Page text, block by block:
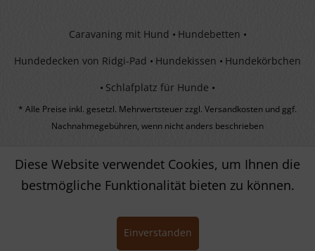
Caravaning mit Hund
Hundebetten
Hundedecken von Ridgi-Pad
Hundekissen
Hundekörbchen
Schlafplatz für Hunde
* Alle Preise inkl. gesetzl. Mehrwertsteuer zzgl. Versandkosten und ggf.
Nachnahmegebühren, wenn nicht anders beschrieben
Diese Website verwendet Cookies, um Ihnen die
bestmögliche Funktionalität bieten zu können.
Einverstanden